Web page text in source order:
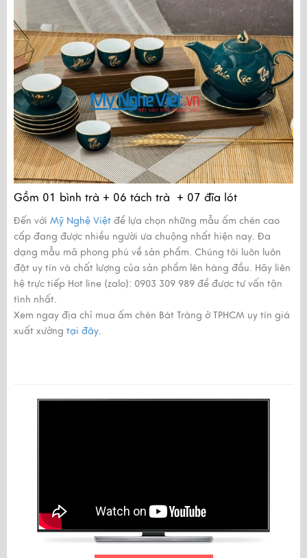
Gồm 01 bình trà + 06 tách trà + 07 đĩa lót
Đến với Mỹ Nghệ Việt để lựa chọn những mẫu ấm chén cao
cấp đang được nhiều người ưa chuộng nhất hiện nay. Đa
dạng mẫu mã phong phú về sản phẩm. Chúng tôi luôn luôn
đặt uy tín và chất lượng của sản phẩm lên hàng đầu. Hãy liên
hệ trực tiếp Hot line (zalo): 0903 309 989 để được tư vấn tận
tình nhất.
Xem ngay địa chỉ mua ấm chén Bát Tràng ở TPHCM uy tín giá
xuất xưởng tại đây.